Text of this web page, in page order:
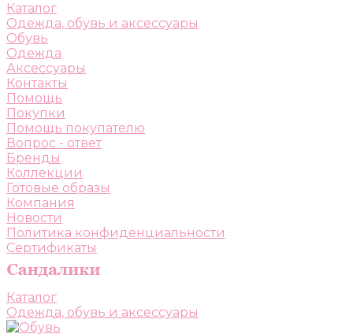
Каталог
Одежда, обувь и аксессуары
Обувь
Одежда
Аксессуары
Контакты
Помощь
Покупки
Помощь покупателю
Вопрос - ответ
Бренды
Коллекции
Готовые образы
Компания
Новости
Политика конфиденциальности
Сертификаты
Каталог
Одежда, обувь и аксессуары